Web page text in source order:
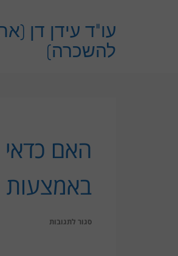
עו"ד עידן דן
להשכרה)
האם כדאי
באמצעות
סגור לתגובות